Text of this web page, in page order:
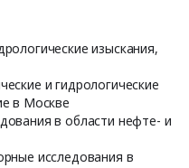
изыскания,
и гидрологические
в Москве
в области нефте- и
исследования в